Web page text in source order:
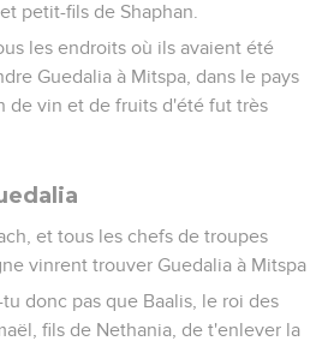
petit-fils de Shaphan.
les endroits où ils avaient été
Guedalia à Mitspa, dans le pays
de vin et de fruits d'été fut très
et tous les chefs de troupes
vinrent trouver Guedalia à Mitspa
donc pas que Baalis, le roi des
fils de Nethania, de t'enlever la